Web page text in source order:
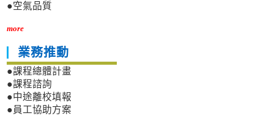
●空氣品質
more
業務推動
●課程總體計畫
●課程諮詢
●中途離校填報
●員工協助方案